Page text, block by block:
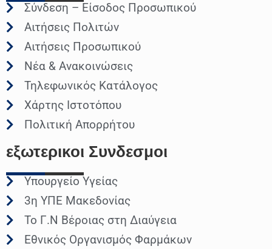
Σύνδεση – Είσοδος Προσωπικού
Αιτήσεις Πολιτών
Αιτήσεις Προσωπικού
Νέα & Ανακοινώσεις
Τηλεφωνικός Κατάλογος
Χάρτης Ιστοτόπου
Πολιτική Απορρήτου
εξωτερικοι Συνδεσμοι
Υπουργείο Υγείας
3η ΥΠΕ Μακεδονίας
Το Γ.Ν Βέροιας στη Διαύγεια
Εθνικός Οργανισμός Φαρμάκων